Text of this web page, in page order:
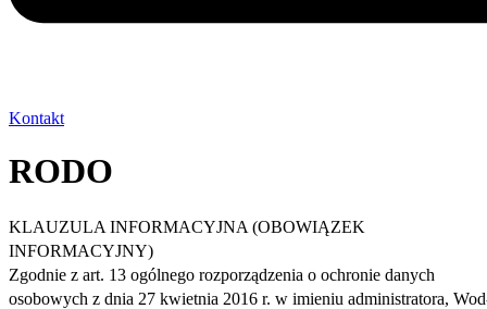
Kontakt
RODO
KLAUZULA INFORMACYJNA (OBOWIĄZEK
INFORMACYJNY)
Zgodnie z art. 13 ogólnego rozporządzenia o ochronie danych
osobowych z dnia 27 kwietnia 2016 r. w imieniu administratora,